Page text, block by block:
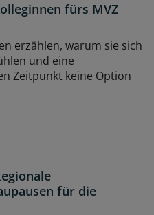
fürs MVZ
erzählen, warum sie sich
und eine
Zeitpunkt keine Option
für die